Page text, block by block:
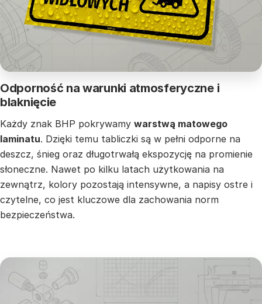
Odporność na warunki atmosferyczne i
blaknięcie
Każdy znak BHP pokrywamy warstwą matowego
laminatu. Dzięki temu tabliczki są w pełni odporne na
deszcz, śnieg oraz długotrwałą ekspozycję na promienie
słoneczne. Nawet po kilku latach użytkowania na
zewnątrz, kolory pozostają intensywne, a napisy ostre i
czytelne, co jest kluczowe dla zachowania norm
bezpieczeństwa.